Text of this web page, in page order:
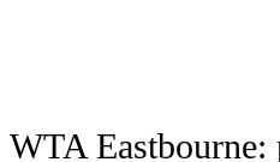
WTA